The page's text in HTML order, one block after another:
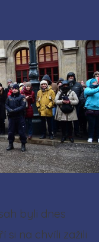
byli dnes
si na chvíli zažili